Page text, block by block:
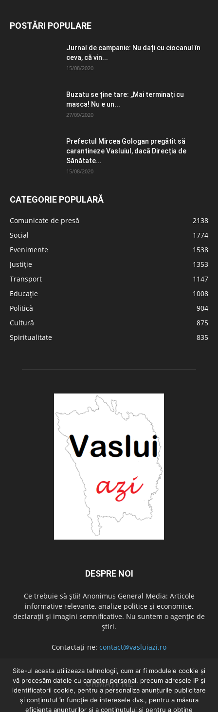
POSTĂRI POPULARE
Jurnal de campanie: Nu dați cu ciocanul în
ceva, că vin...
15/08/2020
Buzatu se ține tare: „Mai terminați cu
masca! Nu e un...
27/09/2020
Prefectul Mircea Gologan pregătit să
carantineze Vasluiul, dacă Direcția de
Sănătate...
15/08/2020
CATEGORIE POPULARĂ
Comunicate de presă
2138
Social
1774
Evenimente
1538
Justiție
1353
Transport
1147
Educație
1008
Politică
904
Cultură
875
Spiritualitate
835
DESPRE NOI
Ce trebuie să știi! Anonimus General Media: Articole
informative relevante, analize politice și economice,
declarații și imagini semnificative. Nu suntem o agenție de
știri.
Contactați-ne: contact@vasluiazi.ro
URMAȚI-NE
Site-ul acesta utilizeaza tehnologii, cum ar fi modulele cookie și
vă procesăm datele cu caracter personal, precum adresele IP și
identificatorii cookie, pentru a personaliza anunțurile publicitare
și conținutul în funcție de interesele dvs., pentru a măsura
eficiența anunțurilor și a conținutului și pentru a obține